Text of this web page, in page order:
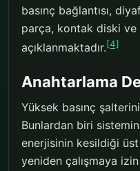
basınç bağlantısı,
parça, kontak diski
açıklanmaktadır.[4]
Anahtarlama
Yüksek basınç
Bunlardan biri
enerjisinin kesildiği
yeniden çalışmaya